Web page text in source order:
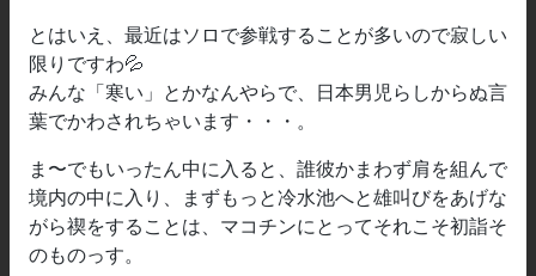
とはいえ、最近はソロで参戦することが多いので寂しい
限りですわ💦
みんな「寒い」とかなんやらで、日本男児らしからぬ言
葉でかわされちゃいます・・・。
ま〜でもいったん中に入ると、誰彼かまわず肩を組んで
境内の中に入り、まずもっと冷水池へと雄叫びをあげな
がら禊をすることは、マコチンにとってそれこそ初詣そ
のものっす。